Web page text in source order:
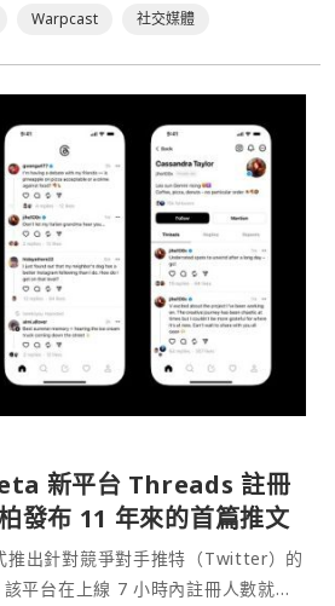
Warpcast 社交媒體
新平台 Threads 註冊
發布 11 年來的首篇推文
出針對競爭對手推特（Twitter）的
平台在上線 7 小時內註冊人數就超